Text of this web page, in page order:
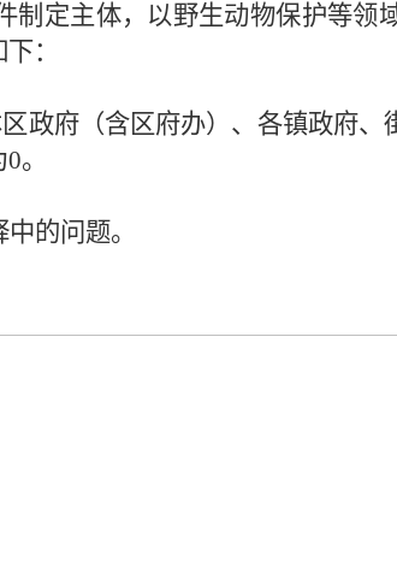
制定主体，以野生动物保护等领
：
政府（含区府办）、各镇政府
。
的问题。